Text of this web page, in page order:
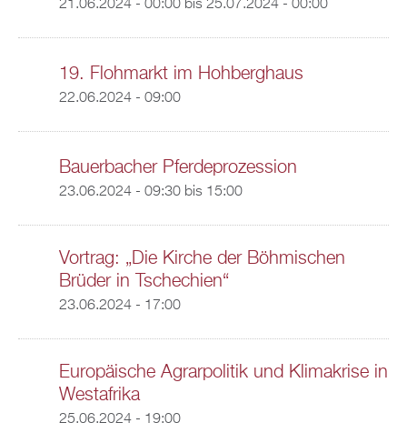
21.06.2024 - 00:00bis 25.07.2024 - 00:00
19. Flohmarkt im Hohberghaus
22.06.2024 - 09:00
Bauerbacher Pferdeprozession
23.06.2024 - 09:30bis 15:00
Vortrag: „Die Kirche der Böhmischen
Brüder in Tschechien“
23.06.2024 - 17:00
Europäische Agrarpolitik und Klimakrise in
Westafrika
25.06.2024 - 19:00